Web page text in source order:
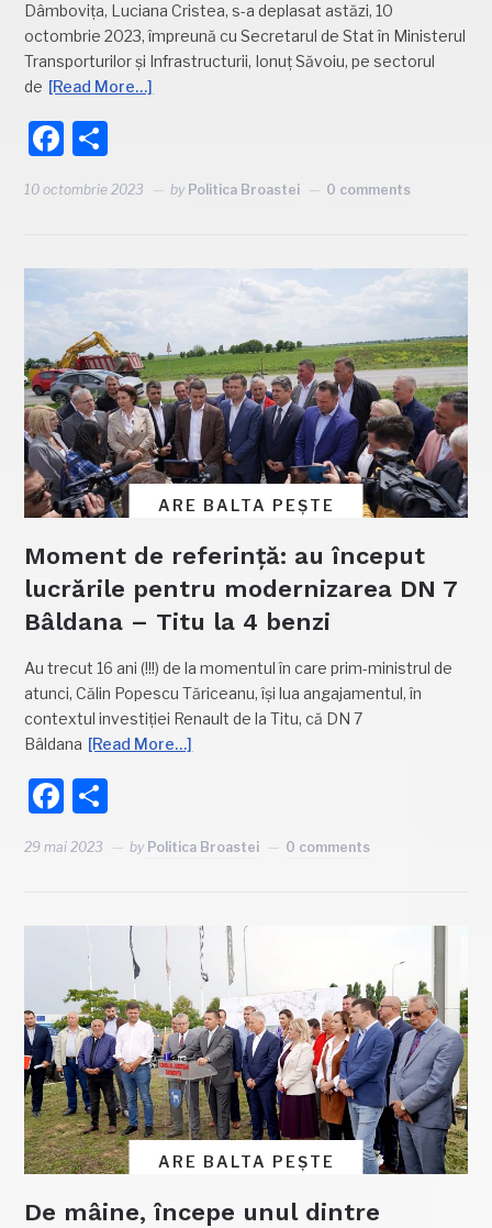
Dâmbovița, Luciana Cristea, s-a deplasat astăzi, 10
octombrie 2023, împreună cu Secretarul de Stat în Ministerul
Transporturilor și Infrastructurii, Ionuț Săvoiu, pe sectorul
de [Read More…]
Facebook
10 octombrie 2023 by Politica Broastei 0 comments
ARE BALTA PEȘTE
Moment de referință: au început
lucrările pentru modernizarea DN 7
Bâldana – Titu la 4 benzi
Au trecut 16 ani (!!!) de la momentul în care prim-ministrul de
atunci, Călin Popescu Tăriceanu, își lua angajamentul, în
contextul investiției Renault de la Titu, că DN 7
Bâldana [Read More…]
Facebook
29 mai 2023 by Politica Broastei 0 comments
ARE BALTA PEȘTE
De mâine, începe unul dintre